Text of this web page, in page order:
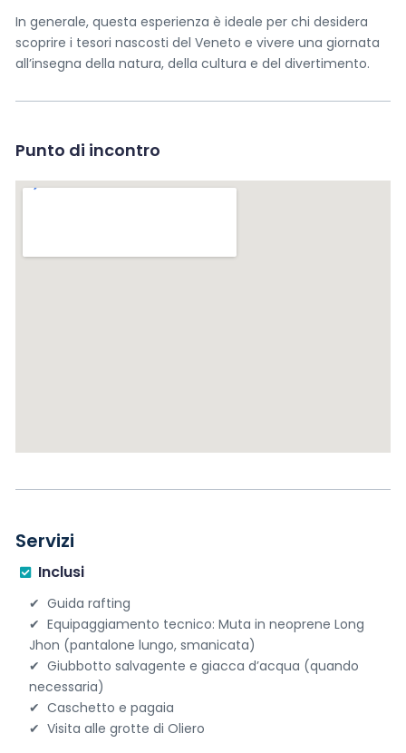
In generale, questa esperienza è ideale per chi desidera
scoprire i tesori nascosti del Veneto e vivere una giornata
all’insegna della natura, della cultura e del divertimento.
Punto di incontro
Servizi
Inclusi
Guida rafting
Equipaggiamento tecnico: Muta in neoprene Long
Jhon (pantalone lungo, smanicata)
Giubbotto salvagente e giacca d’acqua (quando
necessaria)
Caschetto e pagaia
Visita alle grotte di Oliero
< Esci dal form
Richiedi un tour privato